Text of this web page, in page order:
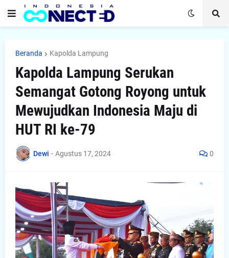
Beranda Kapolda Lampung
Kapolda Lampung Serukan
Semangat Gotong Royong untuk
Mewujudkan Indonesia Maju di
HUT RI ke-79
Dewi - Agustus 17, 2024 0